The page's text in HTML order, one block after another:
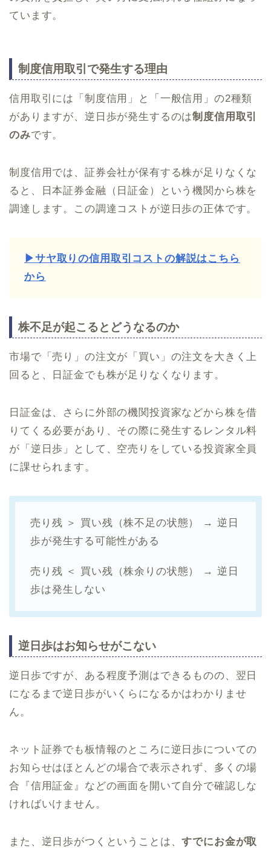
ています。
制度信用取引で発生する理由
信用取引には「制度信用」と「一般信用」の2種類
がありますが、逆日歩が発生するのは制度信用取引
のみです。
制度信用では、証券会社が保有する株が足りなくな
ると、日本証券金融（日証金）という機関から株を
調達します。この調達コストが逆日歩の正体です。
▶サヤ取りの信用取引コストの解説はこちら
から
株不足が起こるとどうなるのか
市場で「売り」の注文が「買い」の注文を大きく上
回ると、日証金でも株が足りなくなります。
日証金は、さらに外部の機関投資家などから株を借
りてくる必要があり、その際に発生するレンタル料
が「逆日歩」として、空売りをしている投資家全員
に課せられます。
売り残 ＞ 買い残（株不足の状態） → 逆日
歩が発生する可能性がある
売り残 ＜ 買い残（株余りの状態） → 逆日
歩は発生しない
逆日歩はお知らせがこない
逆日歩ですが、ある程度予測はできるものの、翌日
になるまで逆日歩がいくらになるかはわかりませ
ん。
ネット証券でも板情報のところに逆日歩についての
お知らせはほとんどの場合で表示されず、多くの場
合『信用証金』などの画面を開いて自分で確認しな
ければいけません。
また、逆日歩がつくということは、すでにお金が取